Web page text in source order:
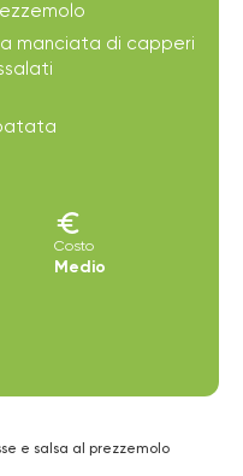
manciata di capperi
euro
Costo
Medio
e salsa al prezzemolo